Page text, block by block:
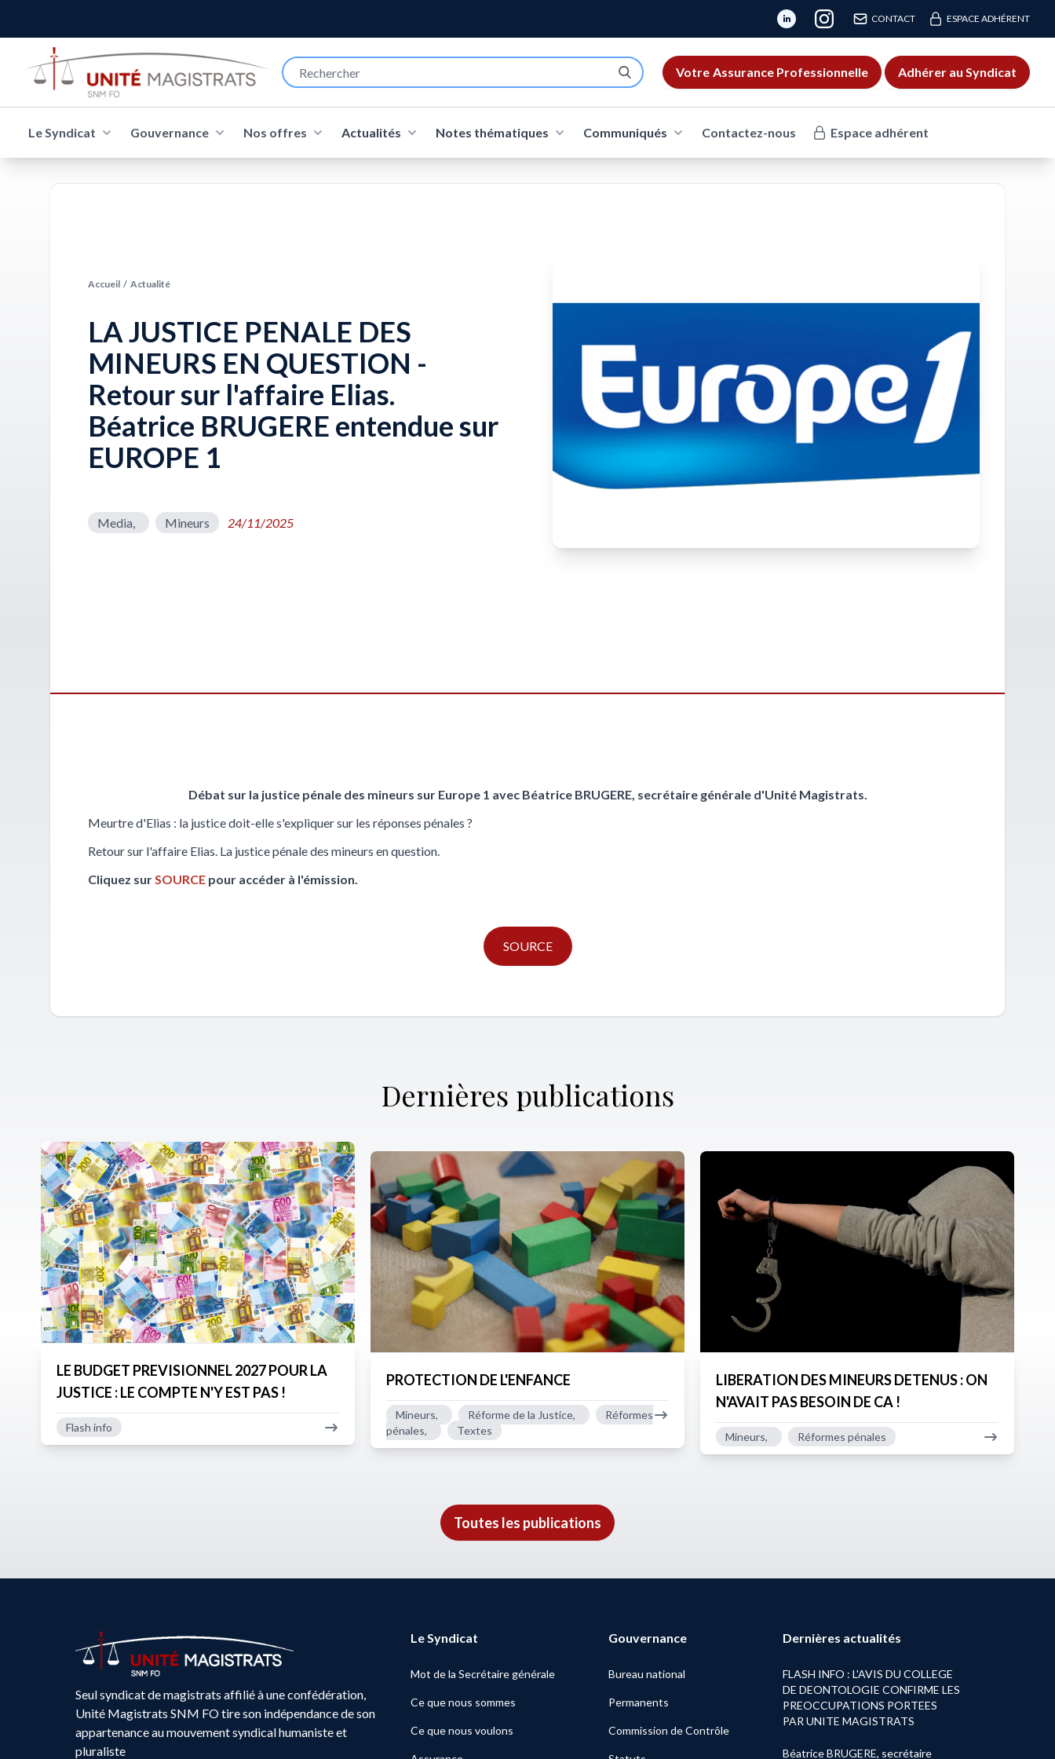
CONTACT ESPACE ADHÉRENT
Votre Assurance Professionnelle Adhérer au Syndicat
Le Syndicat Gouvernance Nos offres Actualités Notes thématiques Communiqués Contactez-nous Espace adhérent
Accueil / Actualité
LA JUSTICE PENALE DES
MINEURS EN QUESTION -
Retour sur l'affaire Elias.
Béatrice BRUGERE entendue sur
EUROPE 1
Media, Mineurs 24/11/2025
Débat sur la justice pénale des mineurs sur Europe 1 avec Béatrice BRUGERE, secrétaire générale d'Unité Magistrats.
Meurtre d'Elias : la justice doit-elle s'expliquer sur les réponses pénales ?
Retour sur l'affaire Elias. La justice pénale des mineurs en question.
Cliquez surSOURCE pour accéder à l'émission.
SOURCE
Dernières publications
LE BUDGET PREVISIONNEL 2027 POUR LA
JUSTICE : LE COMPTE N'Y EST PAS !
Flash info
PROTECTION DE L'ENFANCE
Mineurs, Réforme de la Justice,
Réformes
pénales,
Textes
LIBERATION DES MINEURS DETENUS : ON
N'AVAIT PAS BESOIN DE CA !
Mineurs, Réformes pénales
Toutes les publications
Seul syndicat de magistrats affilié à une confédération,
Unité Magistrats SNM FO tire son indépendance de son
appartenance au mouvement syndical humaniste et
pluraliste
Le Syndicat
Mot de la Secrétaire générale
Ce que nous sommes
Ce que nous voulons
Gouvernance
Bureau national
Permanents
Commission de Contrôle
Dernières actualités
FLASH INFO : L'AVIS DU COLLEGE
DE DEONTOLOGIE CONFIRME LES
PREOCCUPATIONS PORTEES
PAR UNITE MAGISTRATS
Béatrice BRUGERE, secrétaire